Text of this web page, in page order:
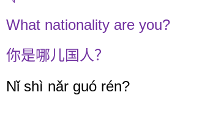
What nationality are you?
你是哪儿国人？
Nǐ shì nǎr guó rén?